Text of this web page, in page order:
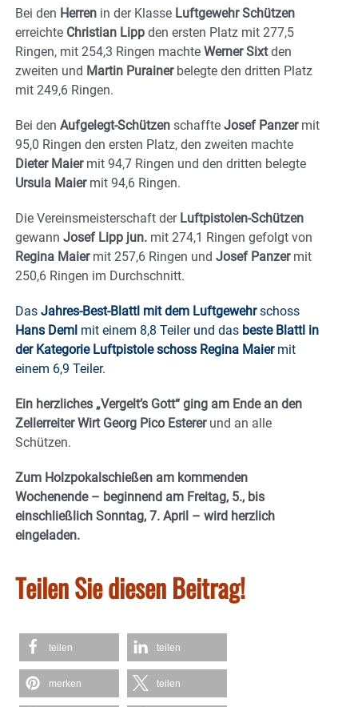
Bei den Herren in der Klasse Luftgewehr Schützen
erreichte Christian Lipp den ersten Platz mit 277,5
Ringen, mit 254,3 Ringen machte Werner Sixtden
zweiten und Martin Purainerbelegte den dritten Platz
mit 249,6 Ringen.
Bei den Aufgelegt-Schützen schaffte Josef Panzermit
95,0 Ringen den ersten Platz, den zweiten machte
Dieter Maiermit 94,7 Ringen und den dritten belegte
Ursula Maiermit 94,6 Ringen.
Die Vereinsmeisterschaft der Luftpistolen-Schützen
gewann Josef Lipp jun. mit 274,1 Ringen gefolgt von
Regina Maiermit 257,6 Ringen und Josef Panzermit
250,6 Ringen im Durchschnitt.
Das Jahres-Best-Blattl mit dem Luftgewehrschoss
Hans Deml mit einem 8,8 Teiler und das beste Blattl in
der Kategorie Luftpistole schoss Regina Maiermit
einem 6,9 Teiler.
Ein herzliches „Vergelt’s Gott“ ging am Ende an den
Zellerreiter Wirt Georg Pico Estererund an alle
Schützen.
Zum Holzpokalschießen am kommenden
Wochenende – beginnend am Freitag, 5., bis
einschließlich Sonntag, 7. April – wird herzlich
eingeladen.
Teilen Sie diesen Beitrag!
teilen teilen
merken teilen